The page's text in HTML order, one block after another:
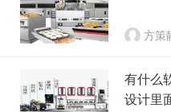
方策
有什么
设计里